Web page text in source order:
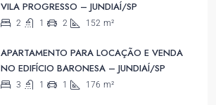
VILA PROGRESSO – JUNDIAÍ/SP
2 1 2 152 m²
APARTAMENTO PARA LOCAÇÃO E VENDA
NO EDIFÍCIO BARONESA – JUNDIAÍ/SP
3 1 1 176 m²